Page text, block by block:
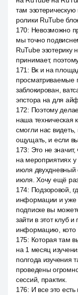
там
ролики RuTube
170: Невозможно
мы точно
RuTube эзотерику
принимает,
171 : Вк и на
просматриваемые
заблокирован,
эпстора на для
172: Поэтому
наша техническая
смогли нас
ощущать, и если
173: Это не
на мероприятиях у
июля
июля. Хочу ещё раз
174: Подзоровой,
информации и уже
подписке вы
зайти в этот клуб
информацию, кото
175: Которая там
на 1 месяц
полгода изучения
проведены
сессий, практик.
176: И все это